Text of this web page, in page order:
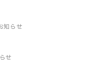
知らせ
せ